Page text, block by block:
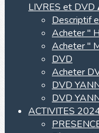
LIVRES et DVD
Descriptif
Acheter "
Acheter "
DVD
Acheter
DVD
DVD
ACTIVITES